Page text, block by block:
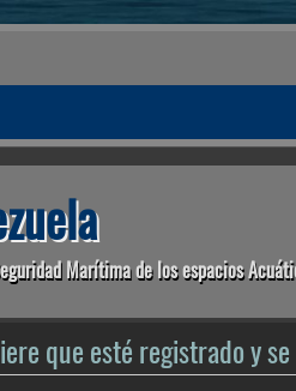
Marítima de los espacios
que esté registrado y